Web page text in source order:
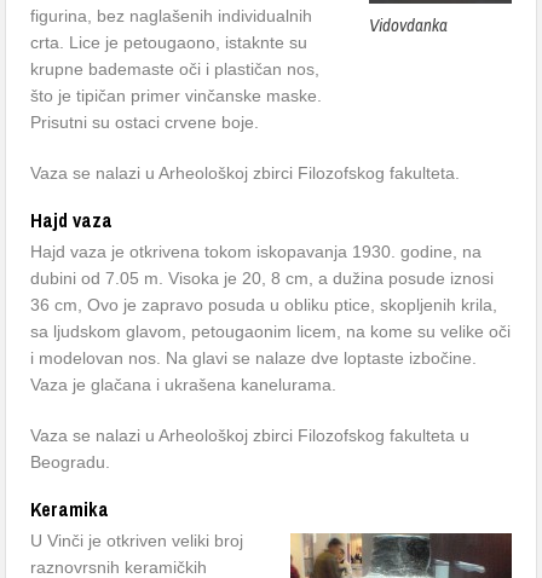
Vidovdanka
figurina, bez naglašenih individualnih
crta. Lice je petougaono, istaknte su
krupne bademaste oči i plastičan nos,
što je tipičan primer vinčanske maske.
Prisutni su ostaci crvene boje.
Vaza se nalazi u Arheološkoj zbirci Filozofskog fakulteta.
Hajd vaza
Hajd vaza je otkrivena tokom iskopavanja 1930. godine, na
dubini od 7.05 m. Visoka je 20, 8 cm, a dužina posude iznosi
36 cm, Ovo je zapravo posuda u obliku ptice, skopljenih krila,
sa ljudskom glavom, petougaonim licem, na kome su velike oči
i modelovan nos. Na glavi se nalaze dve loptaste izbočine.
Vaza je glačana i ukrašena kanelurama.
Vaza se nalazi u Arheološkoj zbirci Filozofskog fakulteta u
Beogradu.
Keramika
U Vinči je otkriven veliki broj
raznovrsnih keramičkih